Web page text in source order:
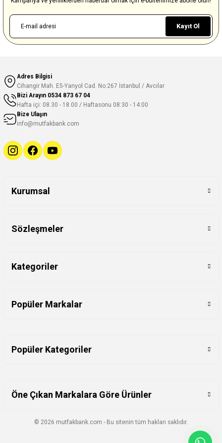
Kayıt Ol
Adres Bilgisi
Cihangir Mah. E5-Yanyol Cad. No:267 İstanbul / Avcılar
Bizi Arayın 0534 873 67 04
Hafta içi: 08.30 - 18.00 / Haftasonu 08:30 - 14:00
Bize Ulaşın
info@mutfakbank.com
Kurumsal
Sözleşmeler
Kategoriler
Popüler Markalar
Popüler Kategoriler
Öne Çıkan Markalara Göre Ürünler
© 2026 mutfakbank.com - Bu sitenin tüm hakları saklıdır.